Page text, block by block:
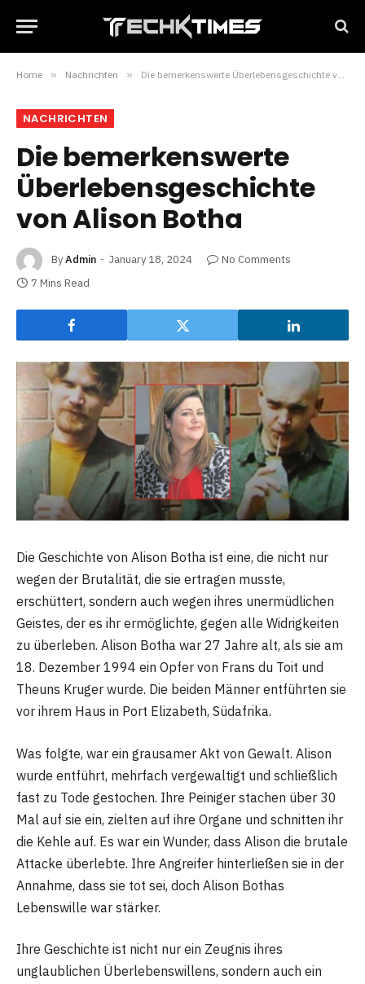
Home » Nachrichten » Die bemerkenswerte Überlebensgeschichte von Alison Botha
NACHRICHTEN
Die bemerkenswerte
Überlebensgeschichte
von Alison Botha
ByAdmin January 18, 2024
No Comments
7 Mins Read
Die Geschichte von Alison Botha ist eine, die nicht nur
wegen der Brutalität, die sie ertragen musste,
erschüttert, sondern auch wegen ihres unermüdlichen
Geistes, der es ihr ermöglichte, gegen alle Widrigkeiten
zu überleben. Alison Botha war 27 Jahre alt, als sie am
18. Dezember 1994 ein Opfer von Frans du Toit und
Theuns Kruger wurde. Die beiden Männer entführten sie
vor ihrem Haus in Port Elizabeth, Südafrika.
Was folgte, war ein grausamer Akt von Gewalt. Alison
wurde entführt, mehrfach vergewaltigt und schließlich
fast zu Tode gestochen. Ihre Peiniger stachen über 30
Mal auf sie ein, zielten auf ihre Organe und schnitten ihr
die Kehle auf. Es war ein Wunder, dass Alison die brutale
Attacke überlebte. Ihre Angreifer hinterließen sie in der
Annahme, dass sie tot sei, doch Alison Bothas
Lebenswille war stärker.
Ihre Geschichte ist nicht nur ein Zeugnis ihres
unglaublichen Überlebenswillens, sondern auch ein